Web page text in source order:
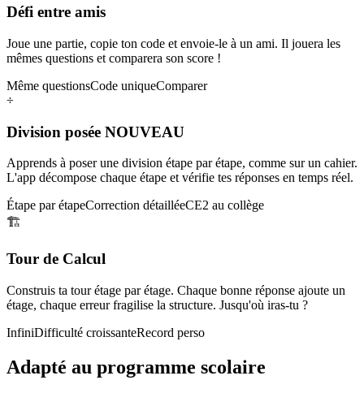
Défi entre amis
Joue une partie, copie ton code et envoie-le à un ami. Il jouera les
mêmes questions et comparera son score !
Même questionsCode uniqueComparer
÷
Division posée NOUVEAU
Apprends à poser une division étape par étape, comme sur un cahier.
L'app décompose chaque étape et vérifie tes réponses en temps réel.
Étape par étapeCorrection détailléeCE2 au collège
🏗️
Tour de Calcul
Construis ta tour étage par étage. Chaque bonne réponse ajoute un
étage, chaque erreur fragilise la structure. Jusqu'où iras-tu ?
InfiniDifficulté croissanteRecord perso
Adapté au programme scolaire